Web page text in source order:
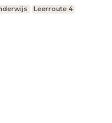
Leerroute 4